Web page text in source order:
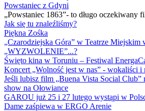
Powstaniec z Gdyni
„Powstaniec 1863”- to długo oczekiwany
Jak się tu znaleźliśmy?
Piękna Zośka
„Czarodziejska Góra” w Teatrze Miejskim
„WYZWOLENIE”...?
Święto kina w Toruniu – Festiwal
Koncert „Wolność jest w nas” - wokaliści i
Jeśli lubisz film „Buena Vista Social Club”
show na Ołowiance
GAROU już 25 i 27 lutego wystąpi w
Dame zaśpiewa w ERGO Arenie